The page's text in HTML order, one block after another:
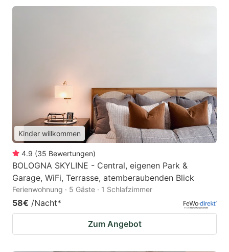
Kinder willkommen
4.9 (35 Bewertungen)
BOLOGNA SKYLINE - Central, eigenen Park & ​​
Garage, WiFi, Terrasse, atemberaubenden Blick
Ferienwohnung · 5 Gäste · 1 Schlafzimmer
58€ /Nacht*
Zum Angebot